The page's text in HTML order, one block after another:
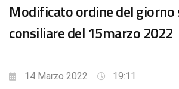
Modificato ordine del giorno
consiliare del 15marzo 2022
14 Marzo 2022 19:11